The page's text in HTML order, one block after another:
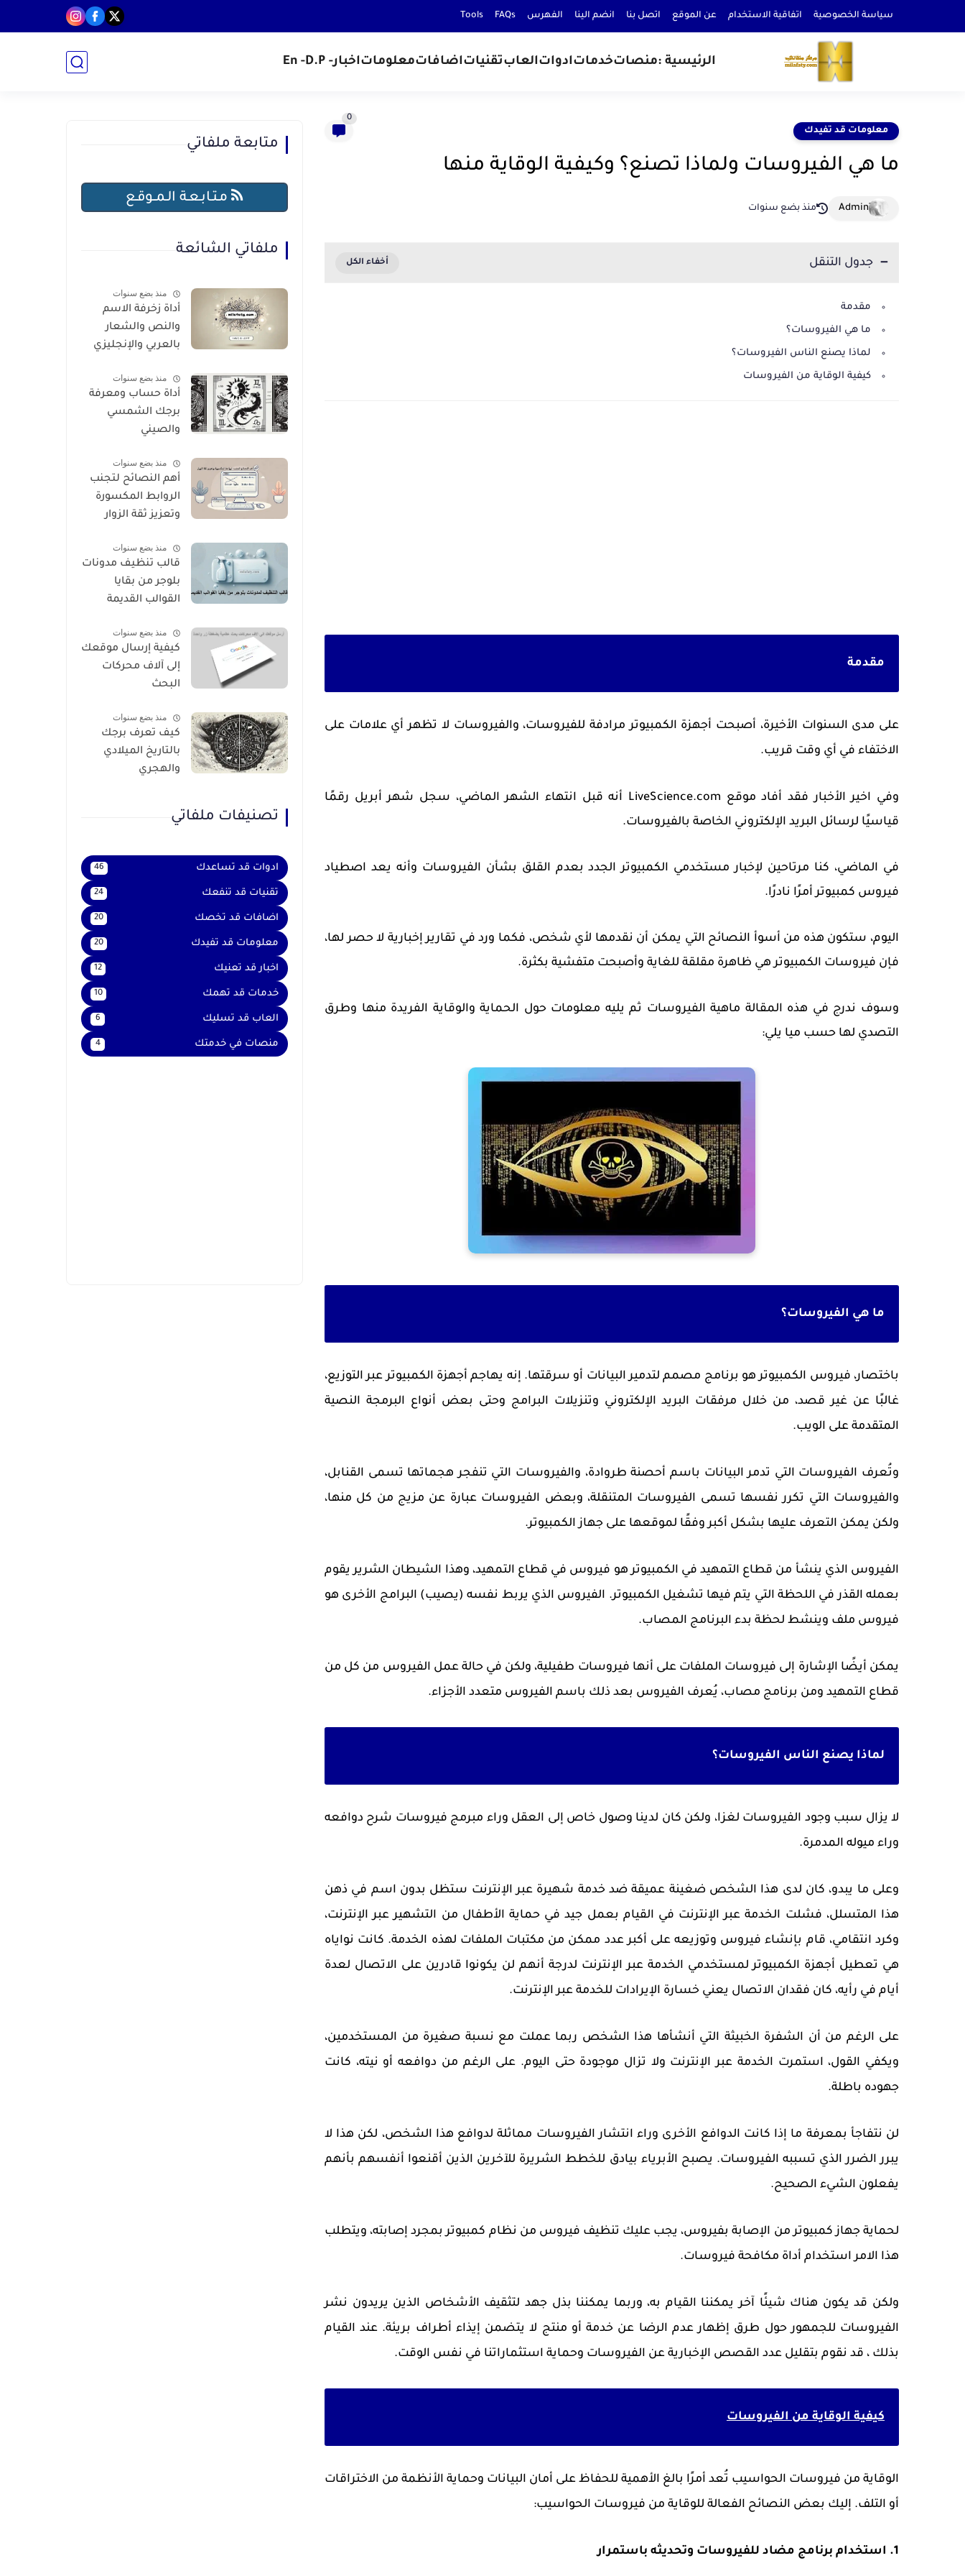
سياسة الخصوصية اتفاقية الاستخدام عن الموقع اتصل بنا انضم الينا الفهرس FAQs
Tools
الرئيسية :منصاتخدماتادواتالعابتقنياتاضافاتمعلوماتاخبار- D.P
- En
معلومات قد تفيدك
0
ما هي الفيروسات ولماذا تصنع؟ وكيفية الوقاية منها
منذ بضع سنوات
جدول التنقل
مقدمة
ما هي الفيروسات؟
لماذا يصنع الناس الفيروسات؟
كيفية الوقاية من الفيروسات
مقدمة
على مدى السنوات الأخيرة، أصبحت أجهزة الكمبيوتر مرادفة للفيروسات، والفيروسات لا تظهر أي علامات على
الاختفاء في أي وقت قريب.
وفي اخير الأخبار فقد أفاد موقع LiveScience.com أنه قبل انتهاء الشهر الماضي، سجل شهر أبريل رقمًا
قياسيًا لرسائل البريد الإلكتروني الخاصة بالفيروسات.
في الماضي، كنا مرتاحين لإخبار مستخدمي الكمبيوتر الجدد بعدم القلق بشأن الفيروسات وأنه يعد اصطياد
فيروس كمبيوتر أمرًا نادرًا.
اليوم، ستكون هذه من أسوأ النصائح التي يمكن أن نقدمها لأي شخص، فكما ورد في تقارير إخبارية لا حصر لها،
فإن فيروسات الكمبيوتر هي ظاهرة مقلقة للغاية وأصبحت متفشية بكثرة.
وسوف ندرج في هذه المقالة ماهية الفيروسات ثم يليه معلومات حول الحماية والوقاية الفريدة منها وطرق
التصدي لها حسب ميا يلي:
ما هي الفيروسات؟
باختصار، فيروس الكمبيوتر هو برنامج مصمم لتدمير البيانات أو سرقتها. إنه يهاجم أجهزة الكمبيوتر عبر التوزيع،
غالبًا عن غير قصد، من خلال مرفقات البريد الإلكتروني وتنزيلات البرامج وحتى بعض أنواع البرمجة النصية
المتقدمة على الويب.
وتُعرف الفيروسات التي تدمر البيانات باسم أحصنة طروادة، والفيروسات التي تنفجر هجماتها تسمى القنابل،
والفيروسات التي تكرر نفسها تسمى الفيروسات المتنقلة، وبعض الفيروسات عبارة عن مزيج من كل منها،
ولكن يمكن التعرف عليها بشكل أكبر وفقًا لموقعها على جهاز الكمبيوتر.
الفيروس الذي ينشأ من قطاع التمهيد في الكمبيوتر هو فيروس في قطاع التمهيد، وهذا الشيطان الشرير يقوم
بعمله القذر في اللحظة التي يتم فيها تشغيل الكمبيوتر. الفيروس الذي يربط نفسه (يصيب) البرامج الأخرى هو
فيروس ملف وينشط لحظة بدء البرنامج المصاب.
يمكن أيضًا الإشارة إلى فيروسات الملفات على أنها فيروسات طفيلية، ولكن في حالة عمل الفيروس من كل من
قطاع التمهيد ومن برنامج مصاب، يُعرف الفيروس بعد ذلك باسم الفيروس متعدد الأجزاء.
لماذا يصنع الناس الفيروسات؟
لا يزال سبب وجود الفيروسات لغزا، ولكن كان لدينا وصول خاص إلى العقل وراء مبرمج فيروسات شرح دوافعه
وراء ميوله المدمرة.
وعلى ما يبدو، كان لدى هذا الشخص ضغينة عميقة ضد خدمة شهيرة عبر الإنترنت ستظل بدون اسم في ذهن
هذا المتسلل، فشلت الخدمة عبر الإنترنت في القيام بعمل جيد في حماية الأطفال من التشهير عبر الإنترنت،
وكرد انتقامي، قام بإنشاء فيروس وتوزيعه على أكبر عدد ممكن من مكتبات الملفات لهذه الخدمة. كانت نواياه
هي تعطيل أجهزة الكمبيوتر لمستخدمي الخدمة عبر الإنترنت لدرجة أنهم لن يكونوا قادرين على الاتصال لعدة
أيام في رأيه، كان فقدان الاتصال يعني خسارة الإيرادات للخدمة عبر الإنترنت.
على الرغم من أن الشفرة الخبيثة التي أنشأها هذا الشخص ربما عملت مع نسبة صغيرة من المستخدمين،
ويكفي القول، استمرت الخدمة عبر الإنترنت ولا تزال موجودة حتى اليوم. على الرغم من دوافعه أو نيته، كانت
جهوده باطلة.
لن نتفاجأ بمعرفة ما إذا كانت الدوافع الأخرى وراء انتشار الفيروسات مماثلة لدوافع هذا الشخص، لكن هذا لا
يبرر الضرر الذي تسببه الفيروسات. يصبح الأبرياء بيادق للخطط الشريرة للآخرين الذين أقنعوا أنفسهم بأنهم
يفعلون الشيء الصحيح.
لحماية جهاز كمبيوتر من الإصابة بفيروس، يجب عليك تنظيف فيروس من نظام كمبيوتر بمجرد إصابته، ويتطلب
هذا الامر استخدام أداة مكافحة فيروسات.
ولكن قد يكون هناك شيئًا آخر يمكننا القيام به، وربما يمكننا بذل جهد لتثقيف الأشخاص الذين يريدون نشر
الفيروسات للجمهور حول طرق إظهار عدم الرضا عن خدمة أو منتج لا يتضمن إيذاء أطراف بريئة. عند القيام
بذلك ، قد نقوم بتقليل عدد القصص الإخبارية عن الفيروسات وحماية استثماراتنا في نفس الوقت.
كيفية الوقاية من الفيروسات
الوقاية من فيروسات الحواسيب تُعد أمرًا بالغ الأهمية للحفاظ على أمان البيانات وحماية الأنظمة من الاختراقات
أو التلف. إليك بعض النصائح الفعالة للوقاية من فيروسات الحواسيب:
1. استخدام برنامج مضاد للفيروسات وتحديثه باستمرار
متابعة ملفاتي
مـتـابـعـة الـمــوقـع
ملفاتي الشائعة
منذ بضع سنوات
أداة زخرفة الاسم
والنص والشعار
بالعربي والإنجليزي
منذ بضع سنوات
أداة حساب ومعرفة
برجك الشمسي
والصيني
منذ بضع سنوات
أهم النصائح لتجنب
الروابط المكسورة
وتعزيز ثقة الزوار
منذ بضع سنوات
قالب تنظيف مدونات
بلوجر من بقايا
القوالب القديمة
منذ بضع سنوات
كيفية إرسال موقعك
إلى آلاف محركات
البحث
منذ بضع سنوات
كيف تعرف برجك
بالتاريخ الميلادي
والهجري
تصنيفات ملفاتي
ادوات قد تساعدك 46
تقنيات قد تنفعك 24
اضافات قد تخصك 20
معلومات قد تفيدك 20
اخبار قد تعنيك 12
خدمات قد تهمك 10
العاب قد تسليك 6
منصات في خدمتك 4